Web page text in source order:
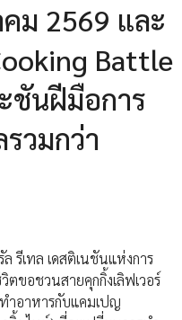
ม 2569 และ
Battle
ชันฝีมือการ
วมกว่า
รีเทล เดสติเนชันแห่งการ
ตขอชวนสายคุกกิ้งเลิฟเวอร์
ำอาหารกับแคมเปญ